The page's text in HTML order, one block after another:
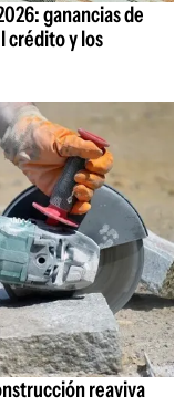
ganancias de
crédito y los
reaviva